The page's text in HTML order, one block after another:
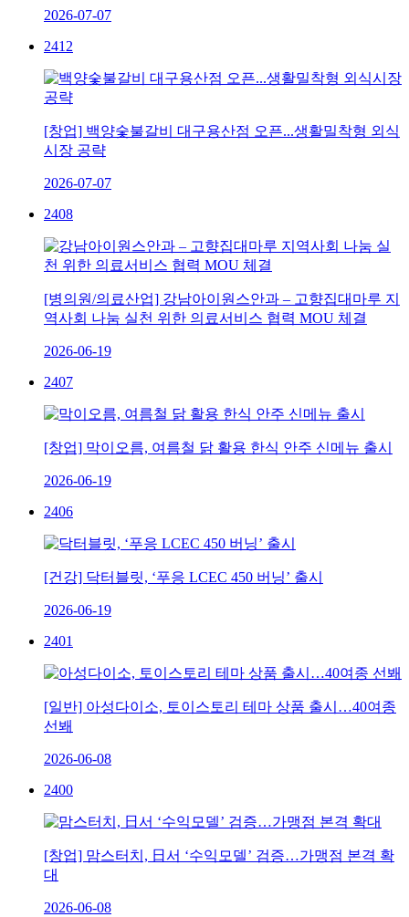
2026-07-07
2412
[창업] 백양숯불갈비 대구용산점 오픈...생활밀착형 외식
시장 공략
2026-07-07
2408
[병의원/의료산업] 강남아이원스안과 – 고향집대마루 지
역사회 나눔 실천 위한 의료서비스 협력 MOU 체결
2026-06-19
2407
[창업] 막이오름, 여름철 닭 활용 한식 안주 신메뉴 출시
2026-06-19
2406
[건강] 닥터블릿, ‘푸응 LCEC 450 버닝’ 출시
2026-06-19
2401
[일반] 아성다이소, 토이스토리 테마 상품 출시…40여종
선봬
2026-06-08
2400
[창업] 맘스터치, 日서 ‘수익모델’ 검증…가맹점 본격 확
대
2026-06-08